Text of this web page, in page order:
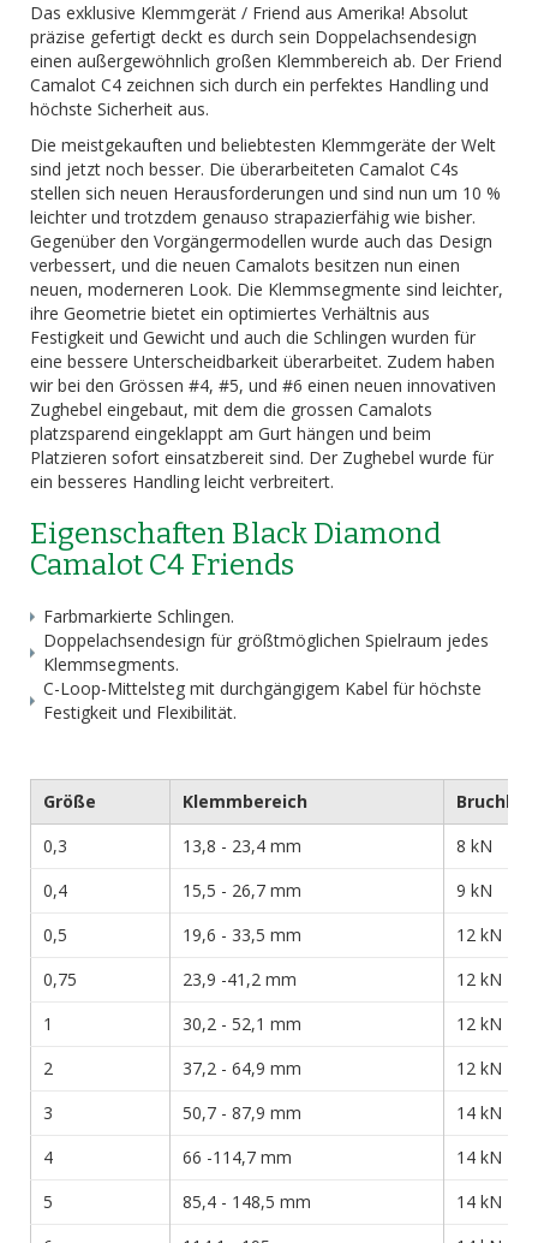
Das exklusive Klemmgerät / Friend aus Amerika! Absolut
präzise gefertigt deckt es durch sein Doppelachsendesign
einen außergewöhnlich großen Klemmbereich ab. Der Friend
Camalot C4 zeichnen sich durch ein perfektes Handling und
höchste Sicherheit aus.
Die meistgekauften und beliebtesten Klemmgeräte der Welt
sind jetzt noch besser. Die überarbeiteten Camalot C4s
stellen sich neuen Herausforderungen und sind nun um 10 %
leichter und trotzdem genauso strapazierfähig wie bisher.
Gegenüber den Vorgängermodellen wurde auch das Design
verbessert, und die neuen Camalots besitzen nun einen
neuen, moderneren Look. Die Klemmsegmente sind leichter,
ihre Geometrie bietet ein optimiertes Verhältnis aus
Festigkeit und Gewicht und auch die Schlingen wurden für
eine bessere Unterscheidbarkeit überarbeitet. Zudem haben
wir bei den Grössen #4, #5, und #6 einen neuen innovativen
Zughebel eingebaut, mit dem die grossen Camalots
platzsparend eingeklappt am Gurt hängen und beim
Platzieren sofort einsatzbereit sind. Der Zughebel wurde für
ein besseres Handling leicht verbreitert.
Eigenschaften Black Diamond
Camalot C4 Friends
Farbmarkierte Schlingen.
Doppelachsendesign für größtmöglichen Spielraum jedes
Klemmsegments.
C-Loop-Mittelsteg mit durchgängigem Kabel für höchste
Festigkeit und Flexibilität.
Größe Klemmbereich
Bruchlast
0,3
13,8 - 23,4 mm
8 kN
0,4
15,5 - 26,7 mm
9 kN
0,5
19,6 - 33,5 mm
12 kN
0,75
23,9 -41,2 mm
12 kN
1
30,2 - 52,1 mm
12 kN
2
37,2 - 64,9 mm
12 kN
3
50,7 - 87,9 mm
14 kN
4
66 -114,7 mm
14 kN
5
85,4 - 148,5 mm
14 kN